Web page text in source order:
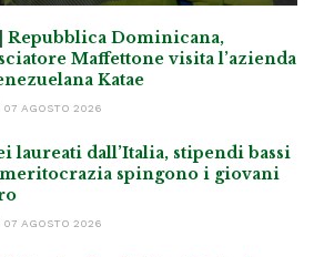
Repubblica Dominicana,
Maffettone visita l’azienda
Katae
07 AGOSTO 2026
laureati dall’Italia, stipendi bassi
meritocrazia spingono i giovani
07 AGOSTO 2026